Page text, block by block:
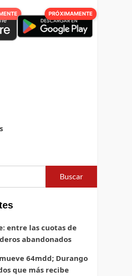
PRÓXIMAMENTE
entre las cuotas de
abandonados
64mdd; Durango
que más recibe